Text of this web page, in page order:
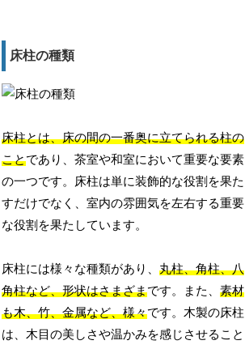
床柱の種類
床柱とは、床の間の一番奥に立てられる柱の
ことであり、茶室や和室において重要な要素
の一つです。床柱は単に装飾的な役割を果た
すだけでなく、室内の雰囲気を左右する重要
な役割を果たしています。
床柱には様々な種類があり、丸柱、角柱、八
角柱など、形状はさまざまです。また、素材
も木、竹、金属など、様々です。木製の床柱
は、木目の美しさや温かみを感じさせること